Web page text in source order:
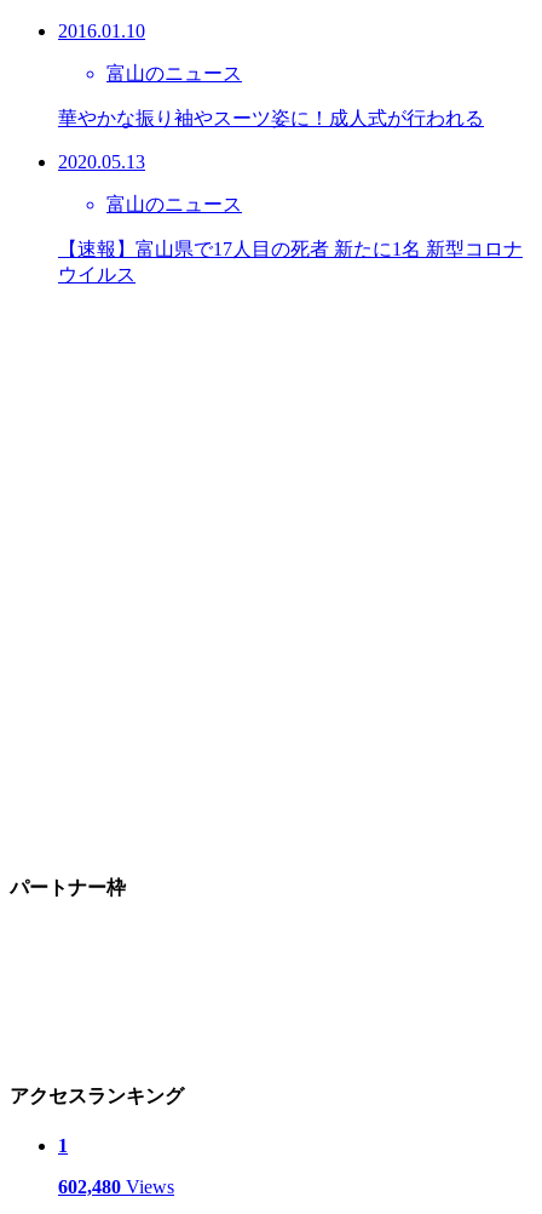
2016.01.10
富山のニュース
華やかな振り袖やスーツ姿に！成人式が行われる
2020.05.13
富山のニュース
【速報】富山県で17人目の死者 新たに1名 新型コロナ
ウイルス
パートナー枠
アクセスランキング
1
602,480 Views